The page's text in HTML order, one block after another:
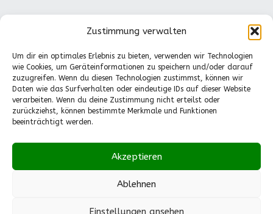
Zustimmung verwalten
Um dir ein optimales Erlebnis zu bieten, verwenden wir Technologien
wie Cookies, um Geräteinformationen zu speichern und/oder darauf
zuzugreifen. Wenn du diesen Technologien zustimmst, können wir
Daten wie das Surfverhalten oder eindeutige IDs auf dieser Website
verarbeiten. Wenn du deine Zustimmung nicht erteilst oder
zurückziehst, können bestimmte Merkmale und Funktionen
beeinträchtigt werden.
Akzeptieren
Ablehnen
Einstellungen ansehen
Waldkinder Ismaning e.V.
Dorfstraße 66
85737 Ismaning
Tel.: 089-41611244
(Mo.-Fr., 13-14.30 Uhr):
info@waldkinder-ismaning.de